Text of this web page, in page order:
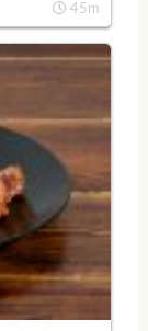
45m